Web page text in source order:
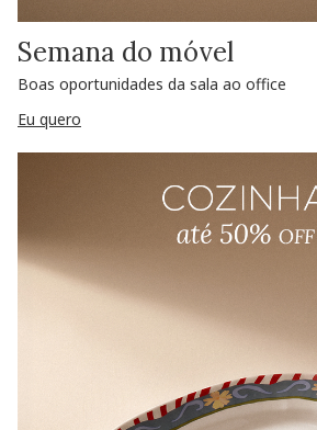
Semana do móvel
Boas oportunidades da sala ao office
Eu quero